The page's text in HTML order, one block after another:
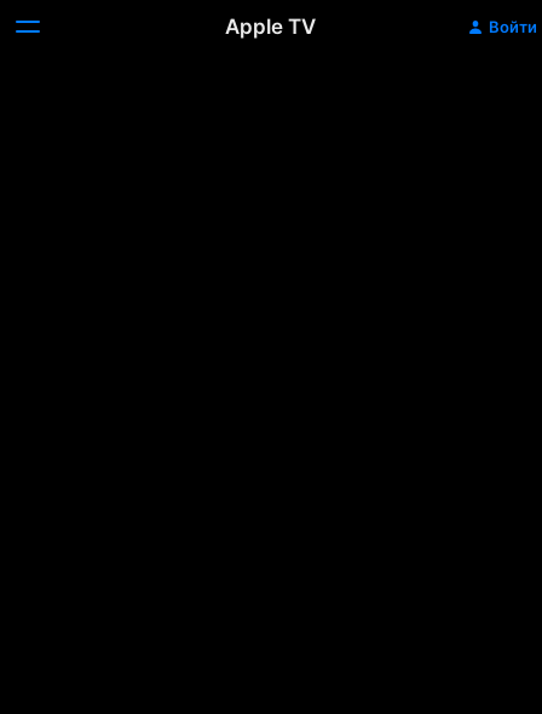
Apple TV Войти